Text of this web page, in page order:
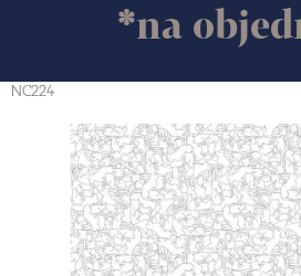
*na
NC224